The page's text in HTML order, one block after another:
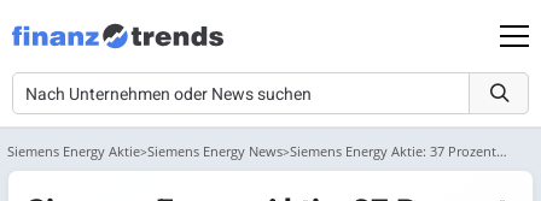
Siemens Energy Aktie Siemens Energy News Siemens Energy Aktie: 37 Prozent Plus seit Jahresbeginn